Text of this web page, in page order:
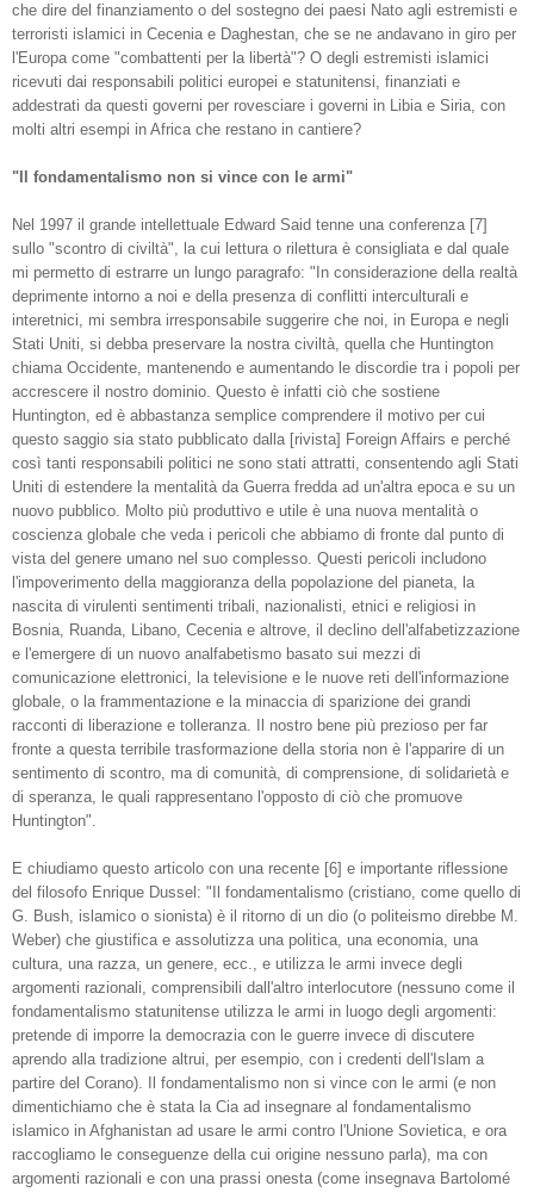
che dire del finanziamento o del sostegno dei paesi Nato agli estremisti e
terroristi islamici in Cecenia e Daghestan, che se ne andavano in giro per
l'Europa come "combattenti per la libertà"? O degli estremisti islamici
ricevuti dai responsabili politici europei e statunitensi, finanziati e
addestrati da questi governi per rovesciare i governi in Libia e Siria, con
molti altri esempi in Africa che restano in cantiere?
"Il fondamentalismo non si vince con le armi"
Nel 1997 il grande intellettuale Edward Said tenne una conferenza [7]
sullo "scontro di civiltà", la cui lettura o rilettura è consigliata e dal quale
mi permetto di estrarre un lungo paragrafo: "In considerazione della realtà
deprimente intorno a noi e della presenza di conflitti interculturali e
interetnici, mi sembra irresponsabile suggerire che noi, in Europa e negli
Stati Uniti, si debba preservare la nostra civiltà, quella che Huntington
chiama Occidente, mantenendo e aumentando le discordie tra i popoli per
accrescere il nostro dominio. Questo è infatti ciò che sostiene
Huntington, ed è abbastanza semplice comprendere il motivo per cui
questo saggio sia stato pubblicato dalla [rivista] Foreign Affairs e perché
così tanti responsabili politici ne sono stati attratti, consentendo agli Stati
Uniti di estendere la mentalità da Guerra fredda ad un'altra epoca e su un
nuovo pubblico. Molto più produttivo e utile è una nuova mentalità o
coscienza globale che veda i pericoli che abbiamo di fronte dal punto di
vista del genere umano nel suo complesso. Questi pericoli includono
l'impoverimento della maggioranza della popolazione del pianeta, la
nascita di virulenti sentimenti tribali, nazionalisti, etnici e religiosi in
Bosnia, Ruanda, Libano, Cecenia e altrove, il declino dell'alfabetizzazione
e l'emergere di un nuovo analfabetismo basato sui mezzi di
comunicazione elettronici, la televisione e le nuove reti dell'informazione
globale, o la frammentazione e la minaccia di sparizione dei grandi
racconti di liberazione e tolleranza. Il nostro bene più prezioso per far
fronte a questa terribile trasformazione della storia non è l'apparire di un
sentimento di scontro, ma di comunità, di comprensione, di solidarietà e
di speranza, le quali rappresentano l'opposto di ciò che promuove
Huntington".
E chiudiamo questo articolo con una recente [6] e importante riflessione
del filosofo Enrique Dussel: "Il fondamentalismo (cristiano, come quello di
G. Bush, islamico o sionista) è il ritorno di un dio (o politeismo direbbe M.
Weber) che giustifica e assolutizza una politica, una economia, una
cultura, una razza, un genere, ecc., e utilizza le armi invece degli
argomenti razionali, comprensibili dall'altro interlocutore (nessuno come il
fondamentalismo statunitense utilizza le armi in luogo degli argomenti:
pretende di imporre la democrazia con le guerre invece di discutere
aprendo alla tradizione altrui, per esempio, con i credenti dell'Islam a
partire del Corano). Il fondamentalismo non si vince con le armi (e non
dimentichiamo che è stata la Cia ad insegnare al fondamentalismo
islamico in Afghanistan ad usare le armi contro l'Unione Sovietica, e ora
raccogliamo le conseguenze della cui origine nessuno parla), ma con
argomenti razionali e con una prassi onesta (come insegnava Bartolomé